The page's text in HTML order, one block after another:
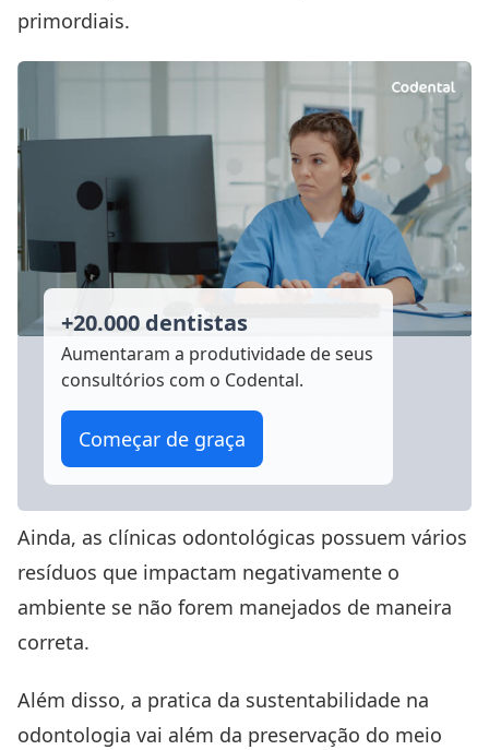
primordiais.
+20.000 dentistas
Aumentaram a produtividade de seus
consultórios com o Codental.
Começar de graça
Ainda, as clínicas odontológicas possuem vários
resíduos que impactam negativamente o
ambiente se não forem manejados de maneira
correta.
Além disso, a pratica da sustentabilidade na
odontologia vai além da preservação do meio